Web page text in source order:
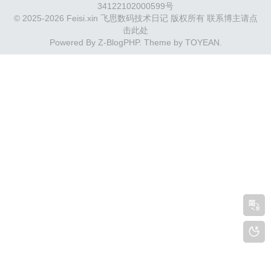
34122102000599号
© 2025-2026 Feisi.xin 飞思数码技术日记 版权所有 联系博主请点
击此处
Powered By Z-BlogPHP. Theme by TOYEAN.